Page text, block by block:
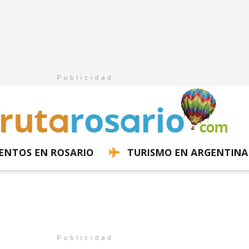
Publicidad
EN ROSARIO TURISMO EN ARGENTINA
Publicidad